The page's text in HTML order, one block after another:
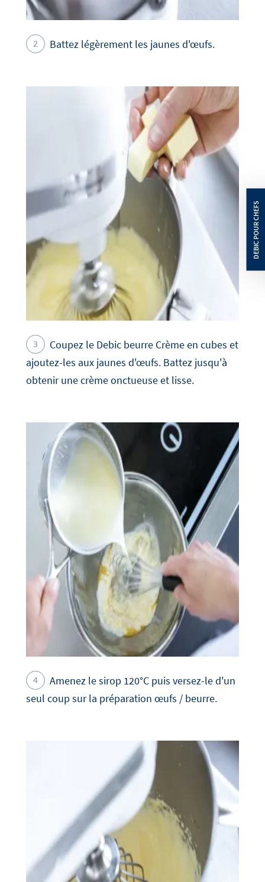
Battez légèrement les jaunes d'œufs.
Coupez le Debic beurre Crème en cubes et
ajoutez-les aux jaunes d'œufs. Battez jusqu'à
obtenir une crème onctueuse et lisse.
Amenez le sirop 120°C puis versez-le d'un
seul coup sur la préparation œufs / beurre.